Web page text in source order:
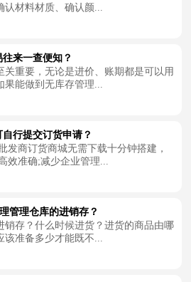
材料材质、确认颜...
来一查便知？
关重要，无论是进价、账期都是可以用
能做到无库存管理...
行提交订货申请？
发商订货商城无需下载十分钟搭建，
效准确;减少企业管理...
管理仓库的进销存？
销存？什么时候进货？进货的商品由哪
准备多少才能既不...